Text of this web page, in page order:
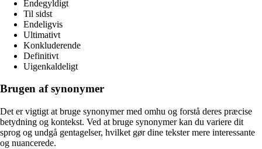
Endegyldigt
Til sidst
Endeligvis
Ultimativt
Konkluderende
Definitivt
Uigenkaldeligt
Brugen af synonymer
Det er vigtigt at bruge synonymer med omhu og forstå deres præcise
betydning og kontekst. Ved at bruge synonymer kan du variere dit
sprog og undgå gentagelser, hvilket gør dine tekster mere interessante
og nuancerede.